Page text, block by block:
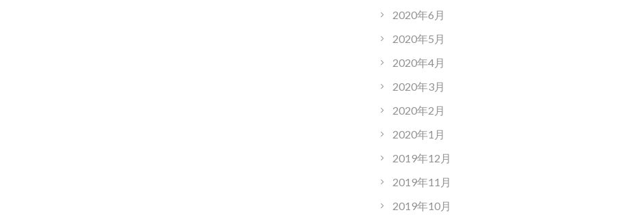
2020年6月
2020年5月
2020年4月
2020年3月
2020年2月
2020年1月
2019年12月
2019年11月
2019年10月